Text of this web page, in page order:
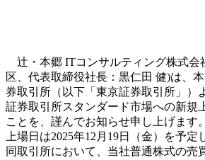
辻・本郷 ITコンサルティング株式会
区、代表取締役社長：黒仁田 健)は、
券取引所（以下「東京証券取引所」）
証券取引所スタンダード市場への新規
ことを、謹んでお知らせ申し上げます
上場日は2025年12月19日（金）を予
同取引所において、当社普通株式の売